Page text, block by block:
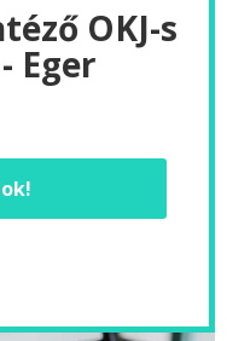
OKJ-s
Eger